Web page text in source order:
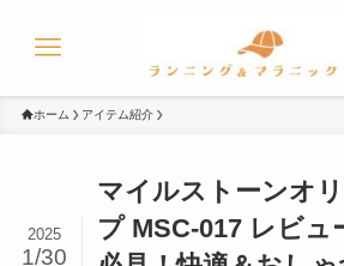
ホーム アイテム紹介
マイルストーンオ
プ MSC-017 レビュ
2025
1/30